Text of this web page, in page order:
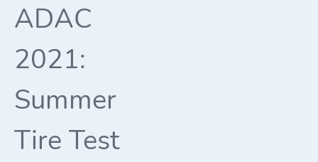
ADAC
2021:
Summer
Tire Test